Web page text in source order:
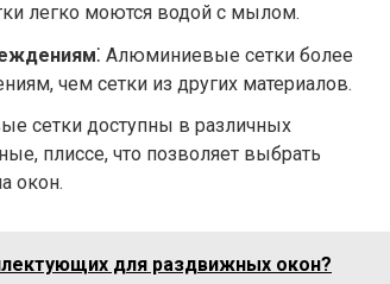
легко моются водой с мылом.
⁚ Алюминиевые сетки более
чем сетки из других материалов.
сетки доступны в различных
плиссе, что позволяет выбрать
окон.
для раздвижных окон?